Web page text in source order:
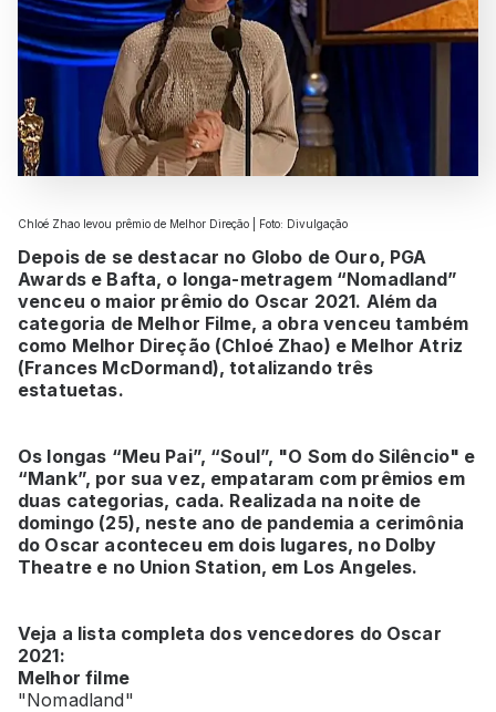
Chloé Zhao levou prêmio de Melhor Direção | Foto: Divulgação
Depois de se destacar no Globo de Ouro, PGA
Awards e Bafta, o longa-metragem “Nomadland”
venceu o maior prêmio do Oscar 2021. Além da
categoria de Melhor Filme, a obra venceu também
como Melhor Direção (Chloé Zhao) e Melhor Atriz
(Frances McDormand), totalizando três
estatuetas.
Os longas “Meu Pai”, “Soul”, "O Som do Silêncio" e
“Mank”, por sua vez, empataram com prêmios em
duas categorias, cada. Realizada na noite de
domingo (25), neste ano de pandemia a cerimônia
do Oscar aconteceu em dois lugares, no Dolby
Theatre e no Union Station, em Los Angeles.
Veja a lista completa dos vencedores do Oscar
2021:
Melhor filme
"Nomadland"